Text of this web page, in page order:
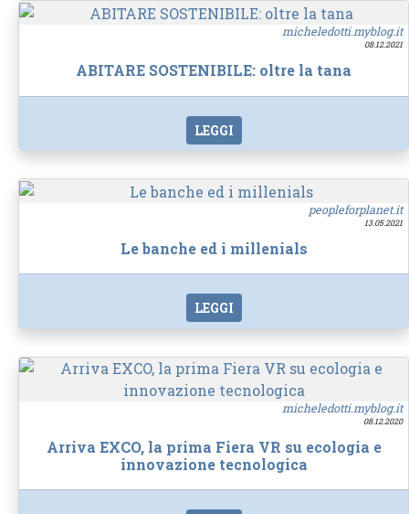
micheledotti.myblog.it
08.12.2021
ABITARE SOSTENIBILE: oltre la tana
LEGGI
peopleforplanet.it
13.05.2021
Le banche ed i millenials
LEGGI
micheledotti.myblog.it
08.12.2020
Arriva EXCO, la prima Fiera VR su ecologia e
innovazione tecnologica